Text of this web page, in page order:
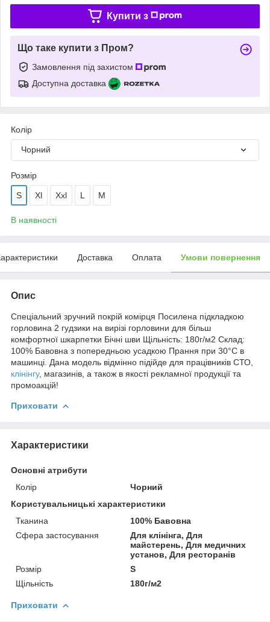
Купити з
Що таке купити з Пром?
Замовлення під захистом
Доступна доставка
Колір
Чорний
Розмір
S Xl Xxl L M
В наявності
Доставка Оплата Умови повернення
Опис
Спеціальний зручний покрій комірця Посилена підкладкою
горловина 2 гудзики на вирізі горловини для більш
комфортної шкарпетки Бічні шви Щільність: 180г/м2 Склад:
100% Бавовна з попередньою усадкою Прання при 30°C в
машинці. Дана модель відмінно підійде для працівників СТО,
клінінгу, магазинів, а також в якості рекламної продукції та
промоакцій!
Приховати
Характеристики
Основні атрибути
Колір
Чорний
Користувальницькі характеристики
Тканина
100% Бавовна
Сфера застосування
Для клінінга, Для
майстерень, Для медичних
установ, Для ресторанів
Розмір
S
Щільність
180г/м2
Приховати